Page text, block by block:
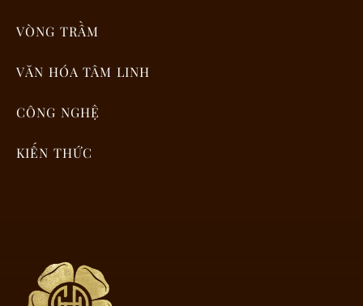
nhiên
VÒNG TRẦM
VĂN HÓA TÂM LINH
CÔNG NGHỆ
KIẾN THỨC